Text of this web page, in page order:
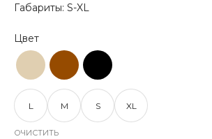
Габариты: S-XL
L M S XL
ОЧИСТИТЬ